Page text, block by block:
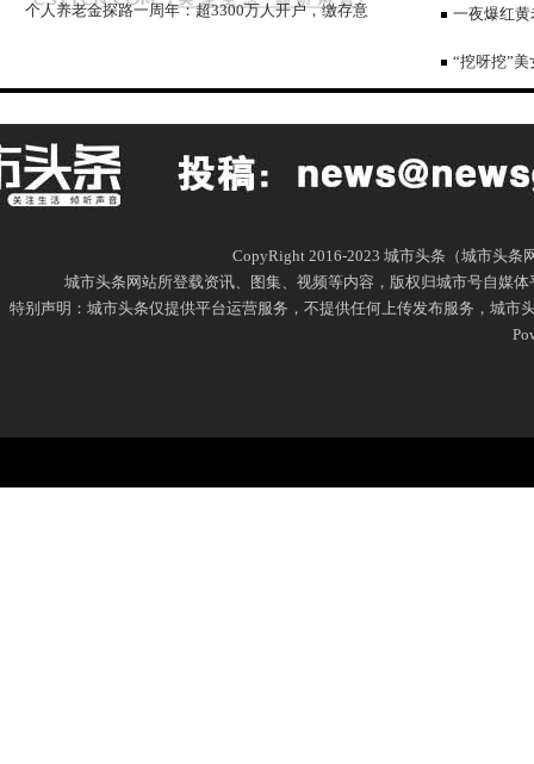
个人养老金探路一周年：超3300万人开户，缴存意
一夜爆红黄
涉嫌侵权
“挖呀挖”
CopyRight 2016-2023 城市头条（城市头条
城市头条网站所登载资讯、图集、视频等内容，版权归城市号自媒
特别声明：城市头条仅提供平台运营服务，不提供任何上传发布服务，城市